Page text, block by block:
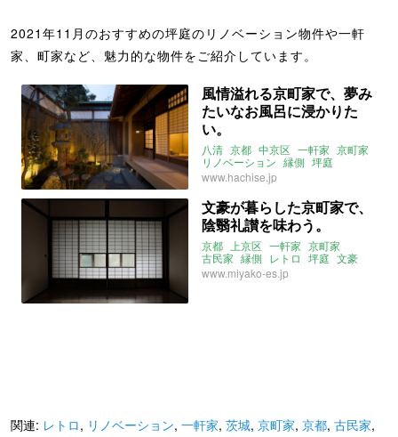
2021年11月のおすすめの坪庭のリノベーション物件や一軒
家、町家など、魅力的な物件をご紹介しています。
風情溢れる京町家で、夢み
たいなお風呂に浸かりた
い。
八清 京都 中京区 一軒家 京町家
リノベーション 縁側 坪庭
スケスケ instagram
2021年11月のおすすめ
www.hachise.jp
文豪が暮らした京町家で、
陰翳礼讃を味わう。
京都 上京区 一軒家 京町家
古民家 縁側 レトロ 坪庭 文豪
みやこエステート
2021年11月のおすすめ
www.miyako-es.jp
関連: レトロ, リノベーション, 一軒家, 茨城, 京町家, 京都, 古民家,